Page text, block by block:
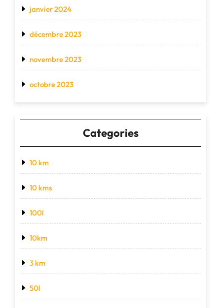
janvier 2024
décembre 2023
novembre 2023
octobre 2023
Categories
10 km
10 kms
100l
10km
3 km
50l